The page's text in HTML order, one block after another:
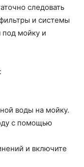
следовать
и системы
под мойку и
воды на мойку.
с помощью
и включите